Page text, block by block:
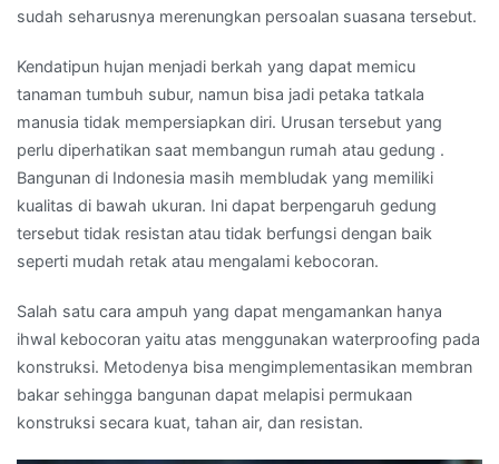
sudah seharusnya merenungkan persoalan suasana tersebut.
Kendatipun hujan menjadi berkah yang dapat memicu
tanaman tumbuh subur, namun bisa jadi petaka tatkala
manusia tidak mempersiapkan diri. Urusan tersebut yang
perlu diperhatikan saat membangun rumah atau gedung .
Bangunan di Indonesia masih membludak yang memiliki
kualitas di bawah ukuran. Ini dapat berpengaruh gedung
tersebut tidak resistan atau tidak berfungsi dengan baik
seperti mudah retak atau mengalami kebocoran.
Salah satu cara ampuh yang dapat mengamankan hanya
ihwal kebocoran yaitu atas menggunakan waterproofing pada
konstruksi. Metodenya bisa mengimplementasikan membran
bakar sehingga bangunan dapat melapisi permukaan
konstruksi secara kuat, tahan air, dan resistan.